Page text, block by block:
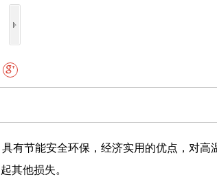
有节能安全环保，经济实用的优点，对
其他损失。